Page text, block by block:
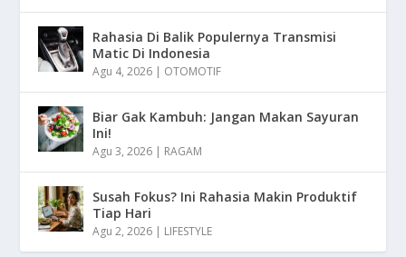
Rahasia Di Balik Populernya Transmisi
Matic Di Indonesia
Agu 4, 2026 | OTOMOTIF
Biar Gak Kambuh: Jangan Makan Sayuran
Ini!
Agu 3, 2026 | RAGAM
Susah Fokus? Ini Rahasia Makin Produktif
Tiap Hari
Agu 2, 2026 | LIFESTYLE